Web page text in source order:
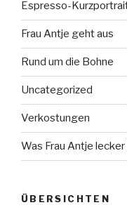
Espresso-
Frau Antje geht aus
Rund um die Bohne
Uncategorized
Verkostungen
Was Frau Antje
ÜBERSICHTEN